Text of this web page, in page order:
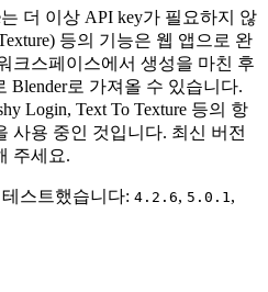
더 이상 API key가 필요하지 않
등의 기능은 웹 앱으로 완
크스페이스에서 생성을 마친 후
Blender로 가져올 수 있습니다.
Login, Text To Texture 등의 항
사용 중인 것입니다. 최신 버전
주세요.
스트했습니다: 4.2.6, 5.0.1,